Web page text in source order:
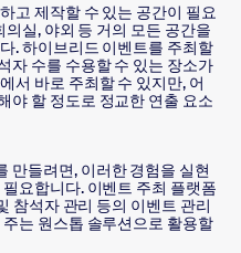
고 제작할 수 있는 공간이 필요
실, 야외 등 거의 모든 공간을
. 하이브리드 이벤트를 주최할
자 수를 수용할 수 있는 장소가
서 바로 주최할 수 있지만, 어
야 할 정도로 정교한 연출 요소
만들려면, 이러한 경험을 실현
요합니다. 이벤트 주최 플랫폼
참석자 관리 등의 이벤트 관리
는 원스톱 솔루션으로 활용할